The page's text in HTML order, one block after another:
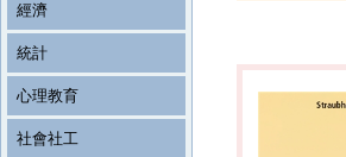
經濟
統計
心理教育
社會社工